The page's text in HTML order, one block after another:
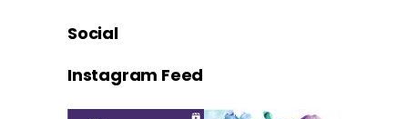
Social
Instagram Feed